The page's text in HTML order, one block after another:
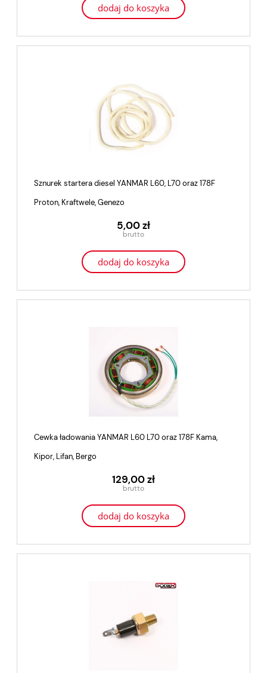
dodaj do koszyka
Sznurek startera diesel YANMAR L60, L70 oraz 178F
Proton, Kraftwele, Genezo
5,00 zł
dodaj do koszyka
Cewka ładowania YANMAR L60 L70 oraz 178F Kama,
Kipor, Lifan, Bergo
129,00 zł
dodaj do koszyka